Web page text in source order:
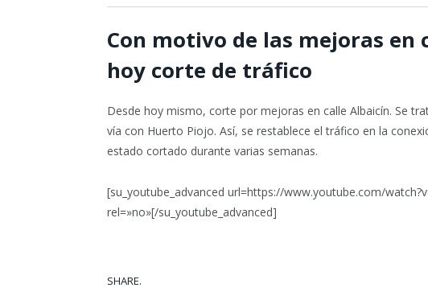
Con motivo de las mejoras en
hoy corte de tráfico
Desde hoy mismo, corte por mejoras en calle Albaicín. Se
vía con Huerto Piojo. Así, se restablece el tráfico en la
estado cortado durante varias semanas.
[su_youtube_advanced url=https://www.youtube.com/
rel=»no»[/su_youtube_advanced]
SHARE.